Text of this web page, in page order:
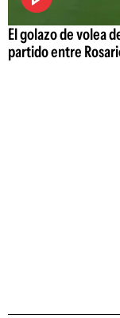
El golazo de volea
partido entre